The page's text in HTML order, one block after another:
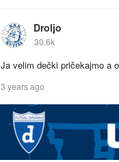
Droljo
30.6k
Ja velim dečki pričekajmo a
3 years ago